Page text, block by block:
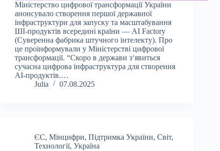
Міністерство цифрової трансформації України
анонсувало створення першої державної
інфраструктури для запуску та масштабування
ШІ-продуктів всередині країни — AI Factory
(Суверенна фабрика штучного інтелекту). Про
це проінформували у Міністерстві цифрової
трансформації. “Скоро в держави з‘явиться
сучасна цифрова інфраструктура для створення
AI-продуктів.…
Julia
07.08.2025
ЄС, Мінцифри, Підтримка України, Світ,
Технології, Україна